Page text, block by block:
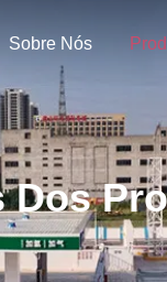
Sobre Nós
Dos